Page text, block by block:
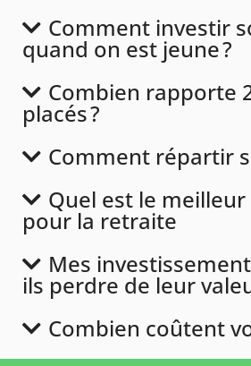
Comment investir
quand on est jeune ?
Combien rapporte
placés ?
Comment répartir
Quel est le
pour la retraite
Mes
ils perdre de leur
Combien coûtent